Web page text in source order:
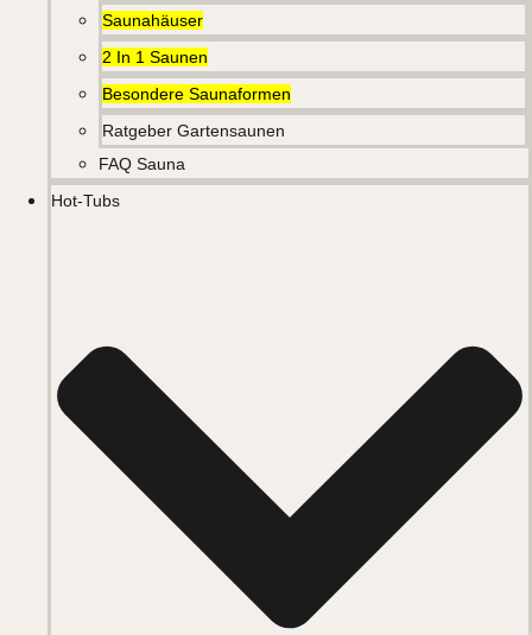
Saunahäuser
2 In 1 Saunen
Besondere Saunaformen
Ratgeber Gartensaunen
FAQ Sauna
Hot-Tubs